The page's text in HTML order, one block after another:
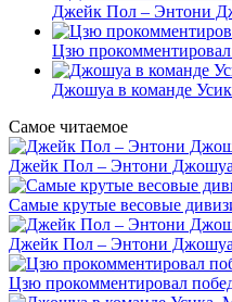
Джейк Пол – Энтони
Цзю прокомментировал
Джошуа в команде
Самое читаемое
Джейк Пол – Энтони
Самые крутые весовые
Джейк Пол – Энтони Джошуа:
Цзю прокомментировал